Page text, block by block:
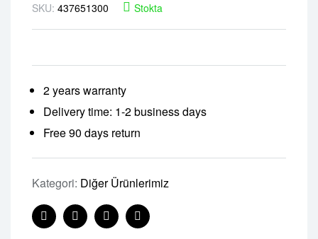
SKU: 437651300 Stokta
2 years warranty
Delivery time: 1-2 business days
Free 90 days return
Kategori: Diğer Ürünlerimiz
FacebookTwitterLinkedinPinterest